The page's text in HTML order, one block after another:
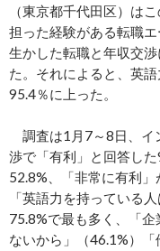
（東京都千代田区）は
担った経験がある転職
生かした転職と年収交
た。それによると、英
95.4％に上った。
調査は1月7～8日、イ
渉で「有利」と回答し
52.8%、「非常に有利
「英語力を持っている
75.8%で最も多く、「
ないから」（46.1%）「